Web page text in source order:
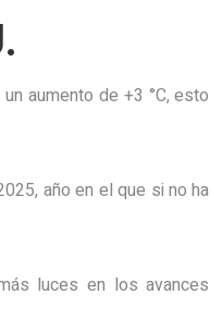
aumento de +3 °C, esto
año en el que si no ha
luces en los avances